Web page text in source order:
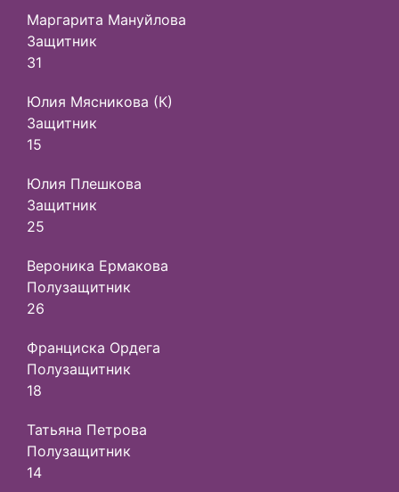
Маргарита Мануйлова
Защитник
31
Юлия Мясникова (К)
Защитник
15
Юлия Плешкова
Защитник
25
Вероника Ермакова
Полузащитник
26
Франциска Ордега
Полузащитник
18
Татьяна Петрова
Полузащитник
14